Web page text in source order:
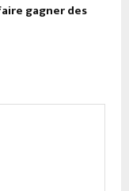
gagner des